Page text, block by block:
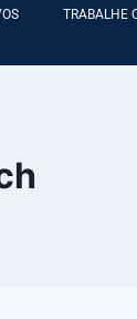
TRABALHE